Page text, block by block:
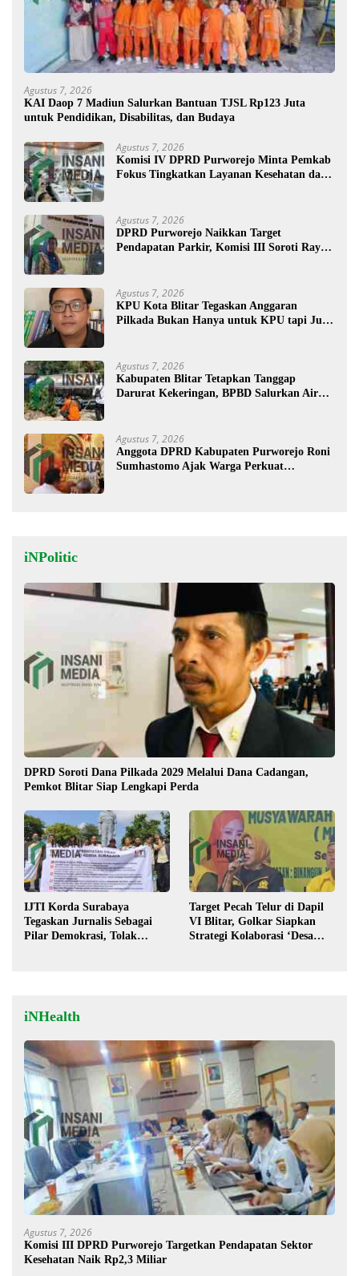
Agustus 7, 2026
KAI Daop 7 Madiun Salurkan Bantuan TJSL Rp123 Juta
untuk Pendidikan, Disabilitas, dan Budaya
Agustus 7, 2026
Komisi IV DPRD Purworejo Minta Pemkab
Fokus Tingkatkan Layanan Kesehatan dan
Agustus 7, 2026
DPRD Purworejo Naikkan Target
Pendapatan Parkir, Komisi III Soroti Rayon
Agustus 7, 2026
KPU Kota Blitar Tegaskan Anggaran
Pilkada Bukan Hanya untuk KPU tapi Juga
Agustus 7, 2026
Kabupaten Blitar Tetapkan Tanggap
Darurat Kekeringan, BPBD Salurkan Air
Agustus 7, 2026
Anggota DPRD Kabupaten Purworejo Roni
Sumhastomo Ajak Warga Perkuat
iNPolitic
DPRD Soroti Dana Pilkada 2029 Melalui Dana Cadangan,
Pemkot Blitar Siap Lengkapi Perda
IJTI Korda Surabaya
Tegaskan Jurnalis Sebagai
Pilar Demokrasi, Tolak
Target Pecah Telur di Dapil
VI Blitar, Golkar Siapkan
Strategi Kolaborasi ‘Desa
iNHealth
Agustus 7, 2026
Komisi III DPRD Purworejo Targetkan Pendapatan Sektor
Kesehatan Naik Rp2,3 Miliar